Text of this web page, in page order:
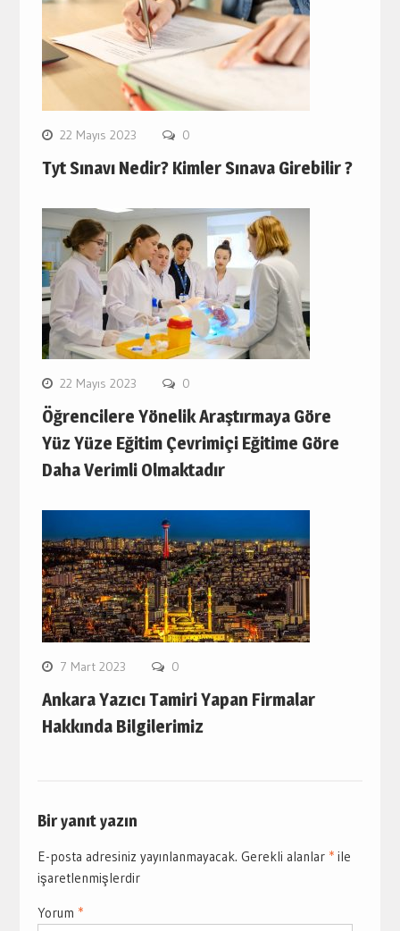
22 Mayıs 2023 0
Tyt Sınavı Nedir? Kimler Sınava Girebilir ?
22 Mayıs 2023 0
Öğrencilere Yönelik Araştırmaya Göre
Yüz Yüze Eğitim Çevrimiçi Eğitime Göre
Daha Verimli Olmaktadır
7 Mart 2023 0
Ankara Yazıcı Tamiri Yapan Firmalar
Hakkında Bilgilerimiz
Bir yanıt yazın
E-posta adresiniz yayınlanmayacak. Gerekli alanlar *ile
işaretlenmişlerdir
Yorum *